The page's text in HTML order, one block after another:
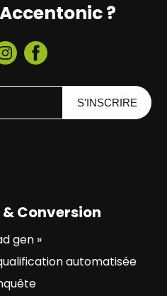
?
Conversion
gen »
automatisée